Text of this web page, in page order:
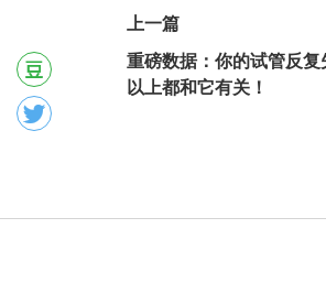
上一篇
重磅数据：你的试管反
以上都和它有关！